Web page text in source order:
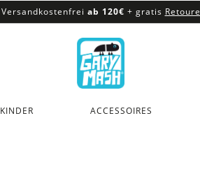
Versandkostenfrei ab 120€ + gratis Retoure
Versandkostenfreiab 120€
KINDER ACCESSOIRES